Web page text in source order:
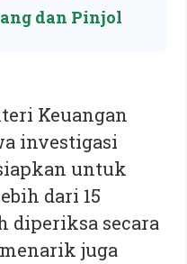
dan Pinjol
Keuangan
investigasi
untuk
dari 15
diperiksa secara
juga